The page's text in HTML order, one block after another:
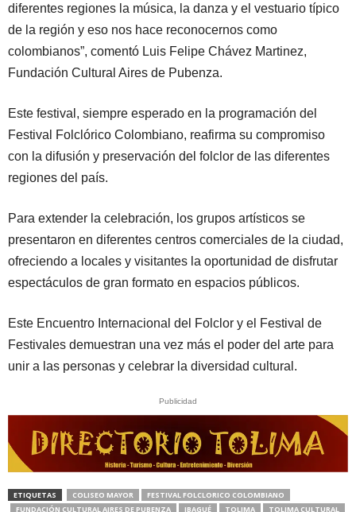
diferentes regiones la música, la danza y el vestuario típico
de la región y eso nos hace reconocernos como
colombianos”, comentó Luis Felipe Chávez Martinez,
Fundación Cultural Aires de Pubenza.
Este festival, siempre esperado en la programación del
Festival Folclórico Colombiano, reafirma su compromiso
con la difusión y preservación del folclor de las diferentes
regiones del país.
Para extender la celebración, los grupos artísticos se
presentaron en diferentes centros comerciales de la ciudad,
ofreciendo a locales y visitantes la oportunidad de disfrutar
espectáculos de gran formato en espacios públicos.
Este Encuentro Internacional del Folclor y el Festival de
Festivales demuestran una vez más el poder del arte para
unir a las personas y celebrar la diversidad cultural.
Publicidad
ETIQUETAS COLISEO MAYOR
FESTIVAL FOLCLORICO COLOMBIANO
FUNDACIÓN CULTURAL AIRES DE PUBENZA
IBAGUÉ TOLIMA TOLIMA CULTURAL